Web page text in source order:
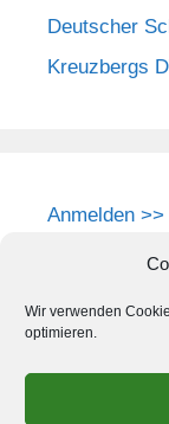
Wir verwenden
optimieren.
Deutscher
Kreuzbergs
Anmelden >>